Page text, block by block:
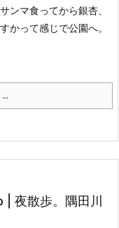
サンマ食ってから銀杏、
かって感じで公園へ。
...
夜散歩。隅田川